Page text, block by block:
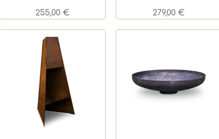
255,00€ 279,00 €